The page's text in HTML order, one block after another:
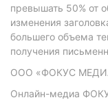
превышать 50% от
изменения
большего объема
получения
ООО «ФОКУС
Онлайн-медиа